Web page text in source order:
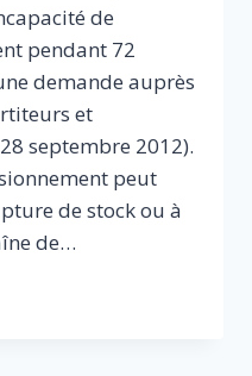
de
pendant 72
demande auprès
et
septembre 2012).
peut
de stock ou à
de…